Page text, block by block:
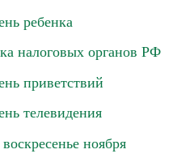
ребенка
налоговых органов РФ
приветствий
телевидения
ноября